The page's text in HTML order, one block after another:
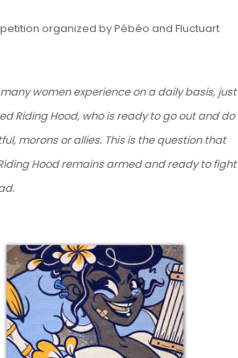
organized by Pébéo and Fluctuart
women experience on a daily basis, just
Riding Hood, who is ready to go out and do
morons or allies. This is the question that
Hood remains armed and ready to fight
– Mon Liberté